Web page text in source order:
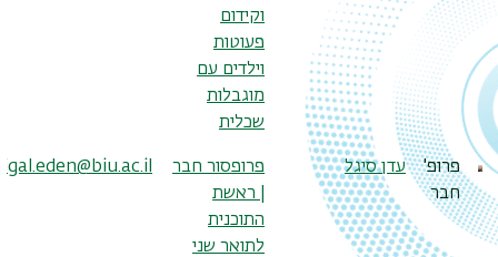
וקידום
פעוטות
וילדים עם
מוגבלות
שכלית
פרופ'
חבר
עדן סיגל
פרופסור חבר
| ראשת
התוכנית
לתואר שני